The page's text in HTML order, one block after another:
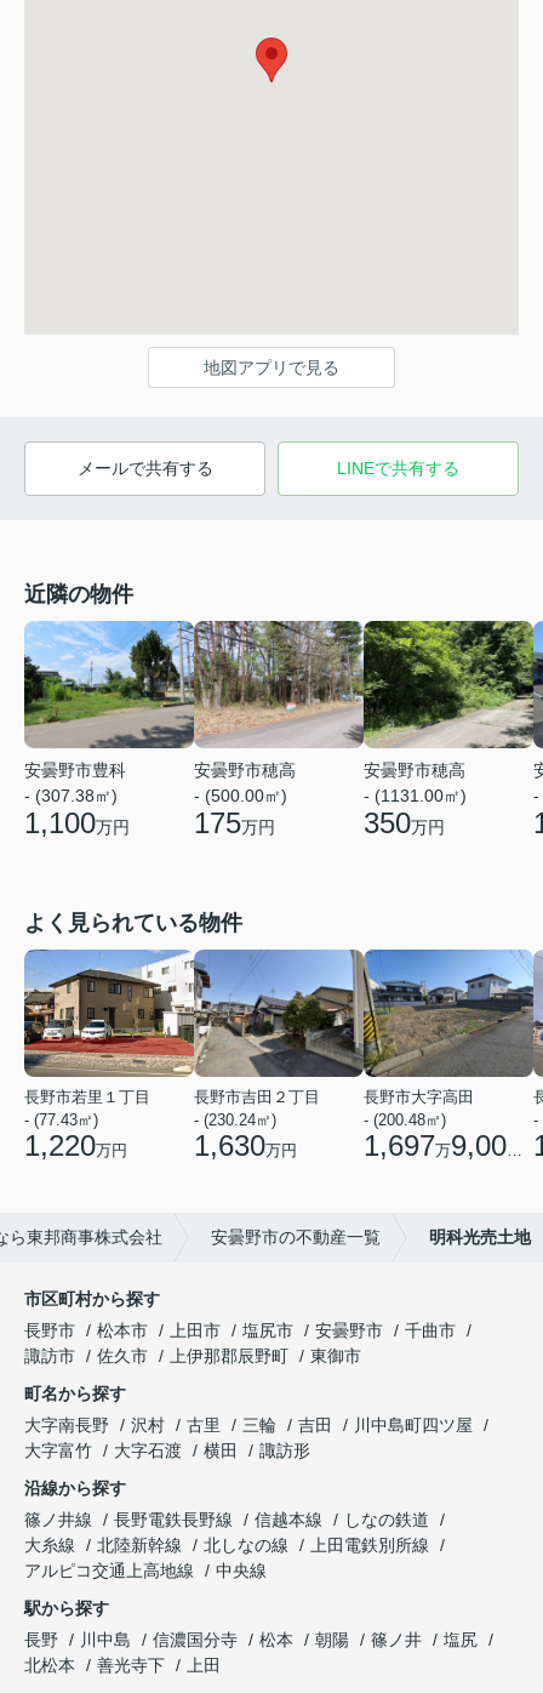
地図アプリで見る
メールで共有する LINEで共有する
近隣の物件
安曇野市豊科
- (307.38㎡)
1,100万円
安曇野市穂高
- (500.00㎡)
175万円
安曇野市穂高
- (1131.00㎡)
350万円
-
よく見られている物件
長野市若里１丁目
- (77.43㎡)
1,220万円
長野市吉田２丁目
- (230.24㎡)
1,630万円
長野市大字高田
- (200.48㎡)
1,697万9,000 円
-
ら東邦商事株式会社 安曇野市の不動産一覧 明科光売土地
市区町村から探す
長野市
松本市 上田市 塩尻市 安曇野市
千曲市
諏訪市
佐久市 上伊那郡辰野町
東御市
町名から探す
大字南長野
沢村 古里 三輪 吉田
川中島町四ツ屋
大字富竹
大字石渡 横田
諏訪形
沿線から探す
篠ノ井線
長野電鉄長野線 信越本線
しなの鉄道
大糸線
北陸新幹線 北しなの線
上田電鉄別所線
アルピコ交通上高地線
中央線
駅から探す
長野
川中島 信濃国分寺 松本 朝陽 篠ノ井
塩尻
北松本
善光寺下 上田